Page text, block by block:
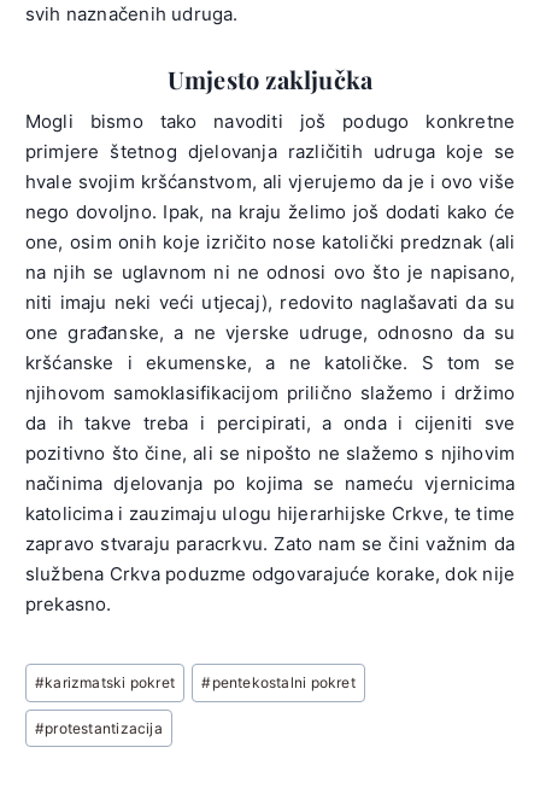
svih naznačenih udruga.
Umjesto zaključka
Mogli bismo tako navoditi još podugo konkretne
primjere štetnog djelovanja različitih udruga koje se
hvale svojim kršćanstvom, ali vjerujemo da je i ovo više
nego dovoljno. Ipak, na kraju želimo još dodati kako će
one, osim onih koje izričito nose katolički predznak (ali
na njih se uglavnom ni ne odnosi ovo što je napisano,
niti imaju neki veći utjecaj), redovito naglašavati da su
one građanske, a ne vjerske udruge, odnosno da su
kršćanske i ekumenske, a ne katoličke. S tom se
njihovom samoklasifikacijom prilično slažemo i držimo
da ih takve treba i percipirati, a onda i cijeniti sve
pozitivno što čine, ali se nipošto ne slažemo s njihovim
načinima djelovanja po kojima se nameću vjernicima
katolicima i zauzimaju ulogu hijerarhijske Crkve, te time
zapravo stvaraju paracrkvu. Zato nam se čini važnim da
službena Crkva poduzme odgovarajuće korake, dok nije
prekasno.
Post
Tags:
#karizmatski pokret #pentekostalni pokret
#protestantizacija